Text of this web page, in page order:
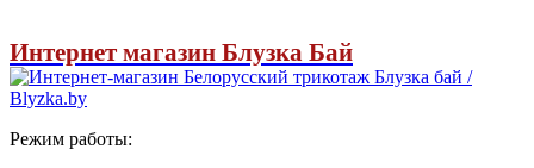
Интернет магазин Блузка Бай
Режим работы: